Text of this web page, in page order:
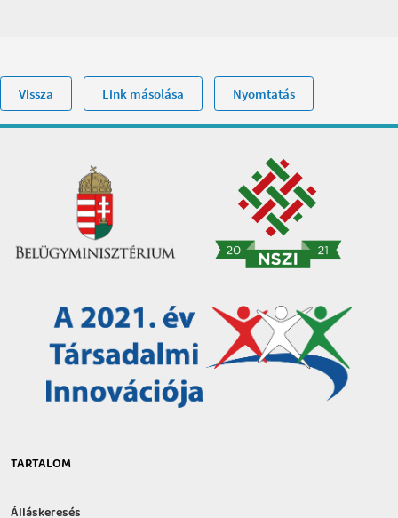
Vissza Link másolása Nyomtatás
TARTALOM
Álláskeresés